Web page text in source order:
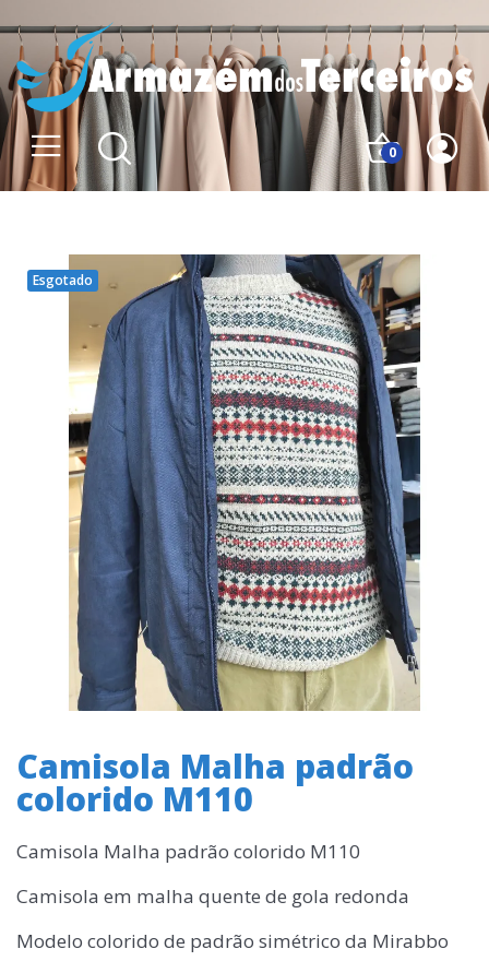
0
Esgotado
Camisola Malha padrão
colorido M110
Camisola Malha padrão colorido M110
Camisola em malha quente de gola redonda
Modelo colorido de padrão simétrico da Mirabbo